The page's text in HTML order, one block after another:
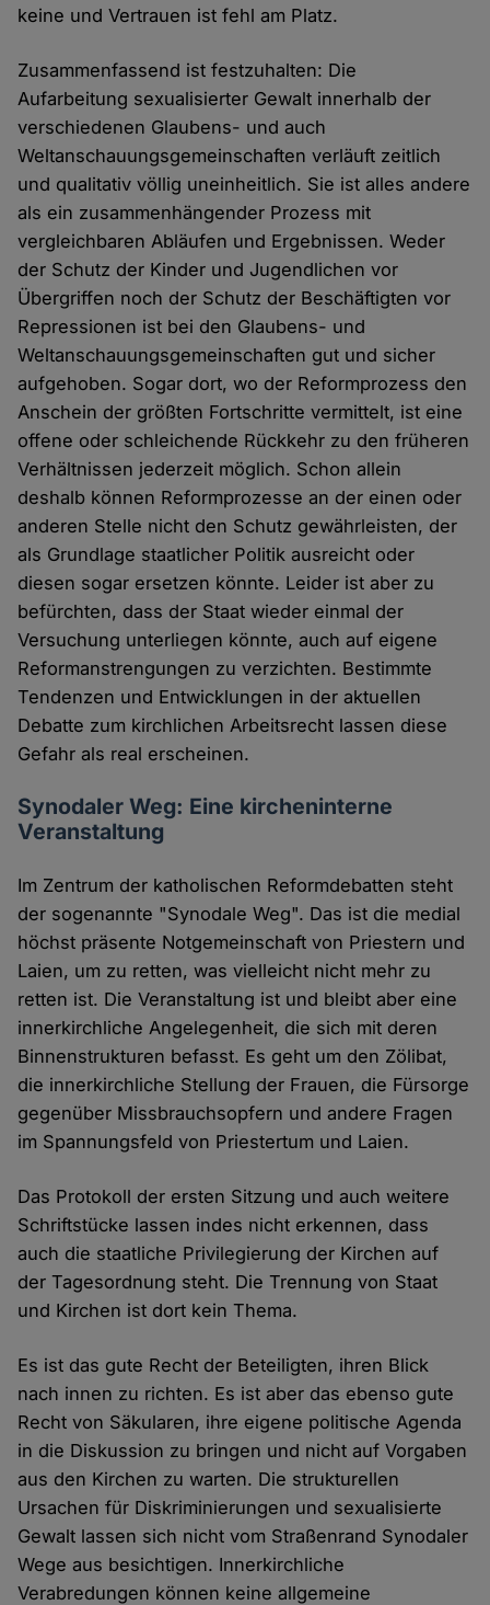
keine und Vertrauen ist fehl am Platz.
Zusammenfassend ist festzuhalten: Die
Aufarbeitung sexualisierter Gewalt innerhalb der
verschiedenen Glaubens- und auch
Weltanschauungsgemeinschaften verläuft zeitlich
und qualitativ völlig uneinheitlich. Sie ist alles andere
als ein zusammenhängender Prozess mit
vergleichbaren Abläufen und Ergebnissen. Weder
der Schutz der Kinder und Jugendlichen vor
Übergriffen noch der Schutz der Beschäftigten vor
Repressionen ist bei den Glaubens- und
Weltanschauungsgemeinschaften gut und sicher
aufgehoben. Sogar dort, wo der Reformprozess den
Anschein der größten Fortschritte vermittelt, ist eine
offene oder schleichende Rückkehr zu den früheren
Verhältnissen jederzeit möglich. Schon allein
deshalb können Reformprozesse an der einen oder
anderen Stelle nicht den Schutz gewährleisten, der
als Grundlage staatlicher Politik ausreicht oder
diesen sogar ersetzen könnte. Leider ist aber zu
befürchten, dass der Staat wieder einmal der
Versuchung unterliegen könnte, auch auf eigene
Reformanstrengungen zu verzichten. Bestimmte
Tendenzen und Entwicklungen in der aktuellen
Debatte zum kirchlichen Arbeitsrecht lassen diese
Gefahr als real erscheinen.
Synodaler Weg: Eine kircheninterne
Veranstaltung
Im Zentrum der katholischen Reformdebatten steht
der sogenannte "Synodale Weg". Das ist die medial
höchst präsente Notgemeinschaft von Priestern und
Laien, um zu retten, was vielleicht nicht mehr zu
retten ist. Die Veranstaltung ist und bleibt aber eine
innerkirchliche Angelegenheit, die sich mit deren
Binnenstrukturen befasst. Es geht um den Zölibat,
die innerkirchliche Stellung der Frauen, die Fürsorge
gegenüber Missbrauchsopfern und andere Fragen
im Spannungsfeld von Priestertum und Laien.
Das Protokoll der ersten Sitzung und auch weitere
Schriftstücke lassen indes nicht erkennen, dass
auch die staatliche Privilegierung der Kirchen auf
der Tagesordnung steht. Die Trennung von Staat
und Kirchen ist dort kein Thema.
Es ist das gute Recht der Beteiligten, ihren Blick
nach innen zu richten. Es ist aber das ebenso gute
Recht von Säkularen, ihre eigene politische Agenda
in die Diskussion zu bringen und nicht auf Vorgaben
aus den Kirchen zu warten. Die strukturellen
Ursachen für Diskriminierungen und sexualisierte
Gewalt lassen sich nicht vom Straßenrand Synodaler
Wege aus besichtigen. Innerkirchliche
Verabredungen können keine allgemeine